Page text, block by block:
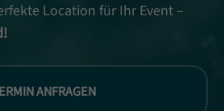
Location für Ihr Event –
ANFRAGEN